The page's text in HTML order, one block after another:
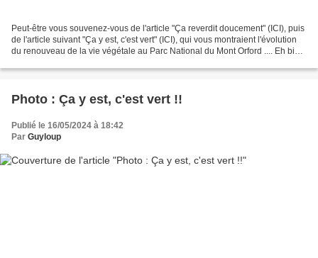
Peut-être vous souvenez-vous de l'article "Ça reverdit doucement" (ICI), puis
de l'article suivant "Ça y est, c'est vert" (ICI), qui vous montraient l'évolution
du renouveau de la vie végétale au Parc National du Mont Orford .... Eh bien
Photo : Ça y est, c'est vert !!
Publié le 16/05/2024 à 18:42
Par Guyloup